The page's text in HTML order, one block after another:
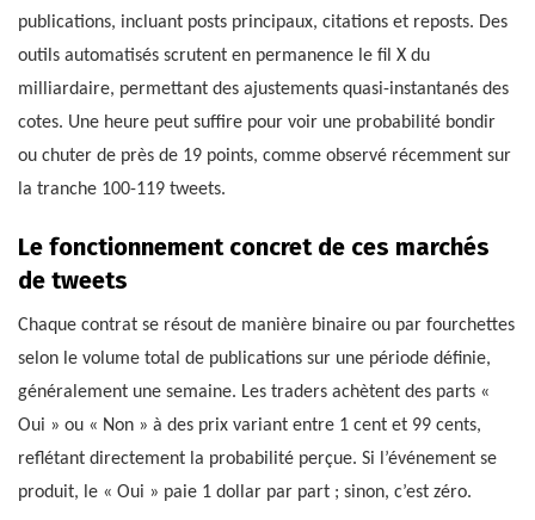
publications, incluant posts principaux, citations et reposts. Des
outils automatisés scrutent en permanence le fil X du
milliardaire, permettant des ajustements quasi-instantanés des
cotes. Une heure peut suffire pour voir une probabilité bondir
ou chuter de près de 19 points, comme observé récemment sur
la tranche 100-119 tweets.
Le fonctionnement concret de ces marchés
de tweets
Chaque contrat se résout de manière binaire ou par fourchettes
selon le volume total de publications sur une période définie,
généralement une semaine. Les traders achètent des parts «
Oui » ou « Non » à des prix variant entre 1 cent et 99 cents,
reflétant directement la probabilité perçue. Si l’événement se
produit, le « Oui » paie 1 dollar par part ; sinon, c’est zéro.